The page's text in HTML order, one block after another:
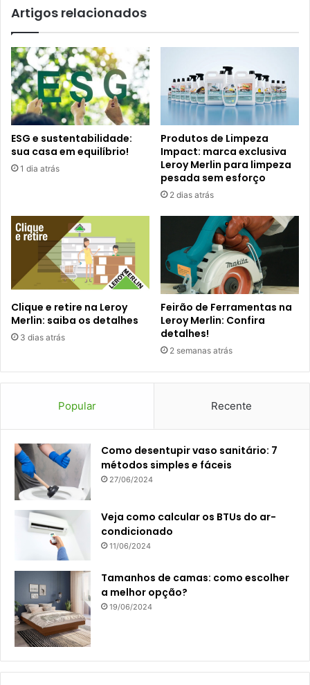
Artigos relacionados
ESG e sustentabilidade:
sua casa em equilíbrio!
1 dia atrás
Produtos de Limpeza
Impact: marca exclusiva
Leroy Merlin para limpeza
pesada sem esforço
2 dias atrás
Clique e retire na Leroy
Merlin: saiba os detalhes
3 dias atrás
Feirão de Ferramentas na
Leroy Merlin: Confira
detalhes!
2 semanas atrás
Popular Recente
Como desentupir vaso sanitário: 7
métodos simples e fáceis
27/06/2024
Veja como calcular os BTUs do ar-
condicionado
11/06/2024
Tamanhos de camas: como escolher
a melhor opção?
19/06/2024